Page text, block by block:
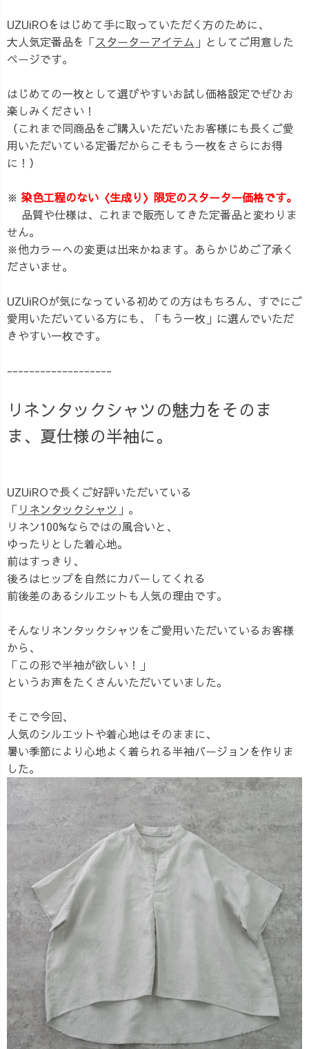
UZUiROをはじめて手に取っていただく方のために、
大人気定番品を「スターターアイテム 」としてご用意した
ページです。
はじめての一枚として選びやすいお試し価格設定でぜひお
楽しみください！
（これまで同商品をご購入いただいたお客様にも長くご愛
用いただいている定番だからこそもう一枚をさらにお得
に！）
※ 染色工程のない〈生成り〉限定のスターター価格です。
品質や仕様は、これまで販売してきた定番品と変わりま
せん。
※他カラーへの変更は出来かねます。あらかじめご了承く
ださいませ。
UZUiROが気になっている初めての方はもちろん、すでにご
愛用いただいている方にも、「もう一枚」に選んでいただ
きやすい一枚です。
-------------------
リネンタックシャツの魅力をそのま
ま、夏仕様の半袖に。
UZUiROで長くご好評いただいている
「リネンタックシャツ 」。
リネン100%ならではの風合いと、
ゆったりとした着心地。
前はすっきり、
後ろはヒップを自然にカバーしてくれる
前後差のあるシルエットも人気の理由です。
そんなリネンタックシャツをご愛用いただいているお客様
から、
「この形で半袖が欲しい！」
というお声をたくさんいただいていました。
そこで今回、
人気のシルエットや着心地はそのままに、
暑い季節により心地よく着られる半袖バージョンを作りま
した。